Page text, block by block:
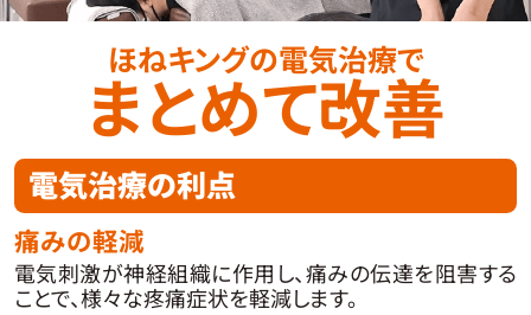
ほねキングの電気治療で
まとめて改善
電気治療の利点
痛みの軽減
電気刺激が神経組織に作用し、痛みの伝達を阻害する
ことで、様々な疼痛症状を軽減します。